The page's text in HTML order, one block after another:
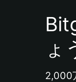
ょ
2,000